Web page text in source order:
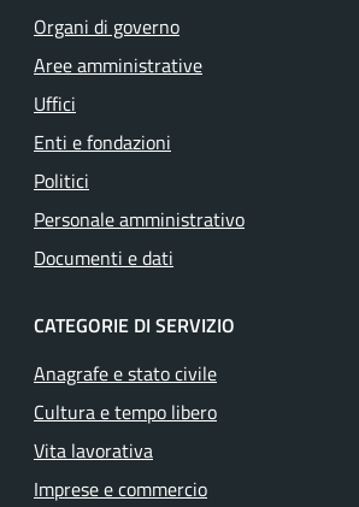
Organi di governo
Aree amministrative
Uffici
Enti e fondazioni
Politici
Personale amministrativo
Documenti e dati
CATEGORIE DI SERVIZIO
Anagrafe e stato civile
Cultura e tempo libero
Vita lavorativa
Imprese e commercio